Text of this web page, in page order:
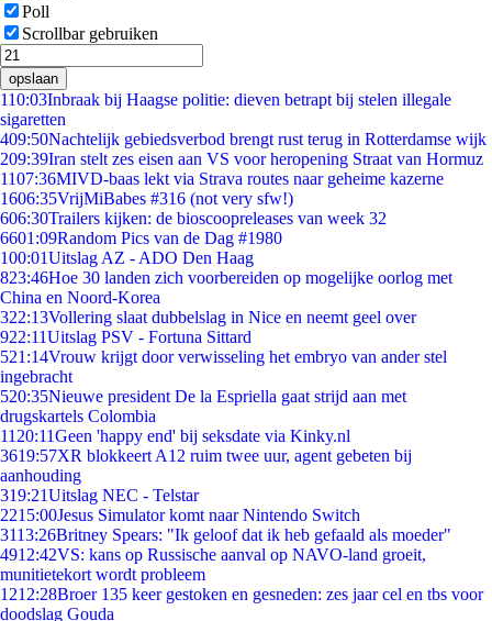
Poll
Scrollbar gebruiken
opslaan
110:03Inbraak bij Haagse politie: dieven betrapt bij stelen illegale
sigaretten
409:50Nachtelijk gebiedsverbod brengt rust terug in Rotterdamse wijk
209:39Iran stelt zes eisen aan VS voor heropening Straat van Hormuz
1107:36MIVD-baas lekt via Strava routes naar geheime kazerne
1606:35VrijMiBabes #316 (not very sfw!)
606:30Trailers kijken: de bioscoopreleases van week 32
6601:09Random Pics van de Dag #1980
100:01Uitslag AZ - ADO Den Haag
823:46Hoe 30 landen zich voorbereiden op mogelijke oorlog met
China en Noord-Korea
322:13Vollering slaat dubbelslag in Nice en neemt geel over
922:11Uitslag PSV - Fortuna Sittard
521:14Vrouw krijgt door verwisseling het embryo van ander stel
ingebracht
520:35Nieuwe president De la Espriella gaat strijd aan met
drugskartels Colombia
11 20:11Geen 'happy end' bij seksdate via Kinky.nl
3619:57XR blokkeert A12 ruim twee uur, agent gebeten bij
aanhouding
319:21Uitslag NEC - Telstar
2215:00Jesus Simulator komt naar Nintendo Switch
3113:26Britney Spears: "Ik geloof dat ik heb gefaald als moeder"
4912:42VS: kans op Russische aanval op NAVO-land groeit,
munitietekort wordt probleem
1212:28Broer 135 keer gestoken en gesneden: zes jaar cel en tbs voor
doodslag Gouda